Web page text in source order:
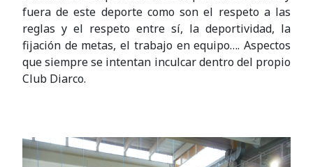
fuera de este deporte como son el respeto a las
reglas y el respeto entre sí, la deportividad, la
fijación de metas, el trabajo en equipo…. Aspectos
que siempre se intentan inculcar dentro del propio
Club Diarco.